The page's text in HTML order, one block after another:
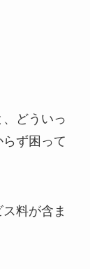
どういっ
ず困って
料が含ま